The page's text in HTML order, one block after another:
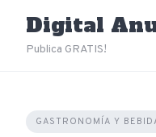
content
Digital
Publica GRATIS!
GASTRONOMÍA Y